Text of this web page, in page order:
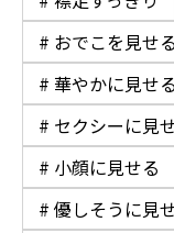
# おでこを見せる
# 華やかに見せる
# セクシーに見
# 小顔に見せる
# 優しそうに見